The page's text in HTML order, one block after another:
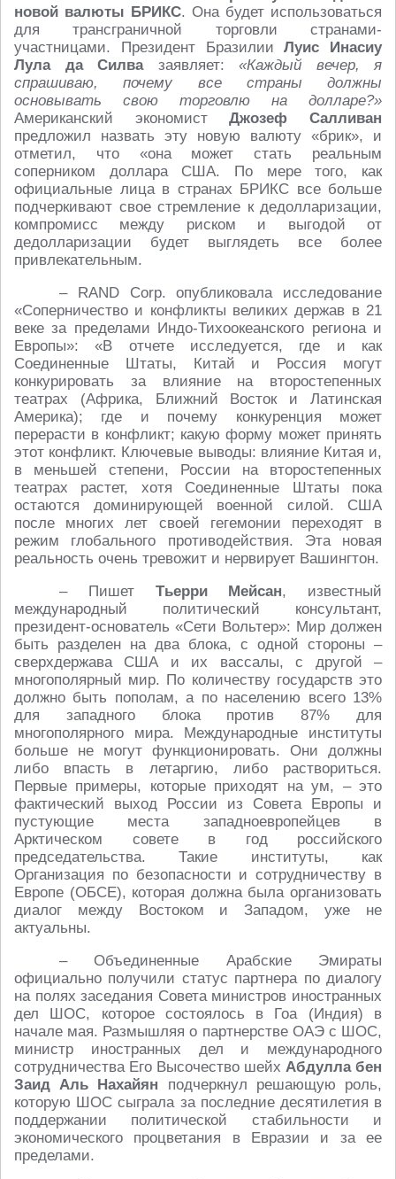
новой валюты БРИКС. Она будет использоваться
для трансграничной торговли странами-
участницами. Президент БразилииЛуис Инасиу
Лула да Силвазаявляет: «Каждый вечер, я
спрашиваю, почему все страны должны
основывать свою торговлю на долларе?»
Американский экономистДжозеф Салливан
предложил назвать эту новую валюту «брик», и
отметил, что «она может стать реальным
соперником доллара США. По мере того, как
официальные лица в странах БРИКС все больше
подчеркивают свое стремление к дедолларизации,
компромисс между риском и выгодой от
дедолларизации будет выглядеть все более
привлекательным.
– RAND Corp. опубликовала исследование
«Соперничество и конфликты великих держав в 21
веке за пределами Индо-Тихоокеанского региона и
Европы»: «В отчете исследуется, где и как
Соединенные Штаты, Китай и Россия могут
конкурировать за влияние на второстепенных
театрах (Африка, Ближний Восток и Латинская
Америка); где и почему конкуренция может
перерасти в конфликт; какую форму может принять
этот конфликт. Ключевые выводы: влияние Китая и,
в меньшей степени, России на второстепенных
театрах растет, хотя Соединенные Штаты пока
остаются доминирующей военной силой. США
после многих лет своей гегемонии переходят в
режим глобального противодействия. Эта новая
реальность очень тревожит и нервирует Вашингтон.
– Пишет Тьерри Мейсан, известный
международный политический консультант,
президент-основатель «Сети Вольтер»: Мир должен
быть разделен на два блока, с одной стороны –
сверхдержава США и их вассалы, с другой –
многополярный мир. По количеству государств это
должно быть пополам, а по населению всего 13%
для западного блока против 87% для
многополярного мира. Международные институты
больше не могут функционировать. Они должны
либо впасть в летаргию, либо раствориться.
Первые примеры, которые приходят на ум, – это
фактический выход России из Совета Европы и
пустующие места западноевропейцев в
Арктическом совете в год российского
председательства. Такие институты, как
Организация по безопасности и сотрудничеству в
Европе (ОБСЕ), которая должна была организовать
диалог между Востоком и Западом, уже не
актуальны.
– Объединенные Арабские Эмираты
официально получили статус партнера по диалогу
на полях заседания Совета министров иностранных
дел ШОС, которое состоялось в Гоа (Индия) в
начале мая. Размышляя о партнерстве ОАЭ с ШОС,
министр иностранных дел и международного
сотрудничества Его Высочество шейх Абдулла бен
Заид Аль Нахайян подчеркнул решающую роль,
которую ШОС сыграла за последние десятилетия в
поддержании политической стабильности и
экономического процветания в Евразии и за ее
пределами.